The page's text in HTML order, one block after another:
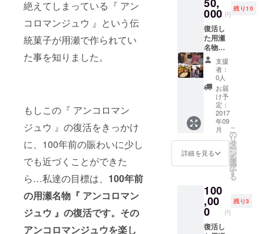
絶えてしまっている『 アン
コロマンジュウ 』という伝
統菓子が用瀬で作られてい
た事を知りました。
もしこの『 アンコロマン
ジュウ 』の復活をきっかけ
に、100年前の賑わいに少し
でも近づくことができた
ら…私達の目標は、 100年前
の用瀬名物『 アンコロマン
ジュウ 』の復活です。その
アンコロマンジュウを楽し
き』も
送付さ
せてい
ただき
ます。
※アンコ
ロマン
ジュウ
は９月
下旬頃
より店
頭販売
の予定
になり
ます。
事前予
約をお
す。 ※
コース
ターの
色はお
選びい
に要予
約。 ※
きのデ
ザイン
の指定
はでき
ませ
ん。
のコー
スター
』をペ
アで 、
用瀬町
内にて
珈琲豆
を焙煎
してお
られる
『自家
焙煎 燕
珈琲×川
のhotori
用瀬
オリジ
琲豆１
００ｇ
』、鳥
取県の
特別栽
す。
『アン
コロマ
ンジュ
ウ引換
券』と
合わせ
て、
『体験
と民泊
もちが
せ暮ら
しの旅
人 宿
泊割引
券２０
験メ
ニュー
約３０
００円
分』、
000 円
残り10
復活し
た用瀬
名物
『アン
コロマ
ンジュ
ウ』
を、ぜ
ひ最初
にお召
し上が
り頂き
たく引
換券を
お送り
させて
きま
す。
『アン
コロマ
ンジュ
支援
者：
0人
お届
け予
定：
2017
年09
月
詳細を見る
こ
の
リ
タ
ー
ン
を
選
択
す
る
100
,00
0 円
残り3
復活し